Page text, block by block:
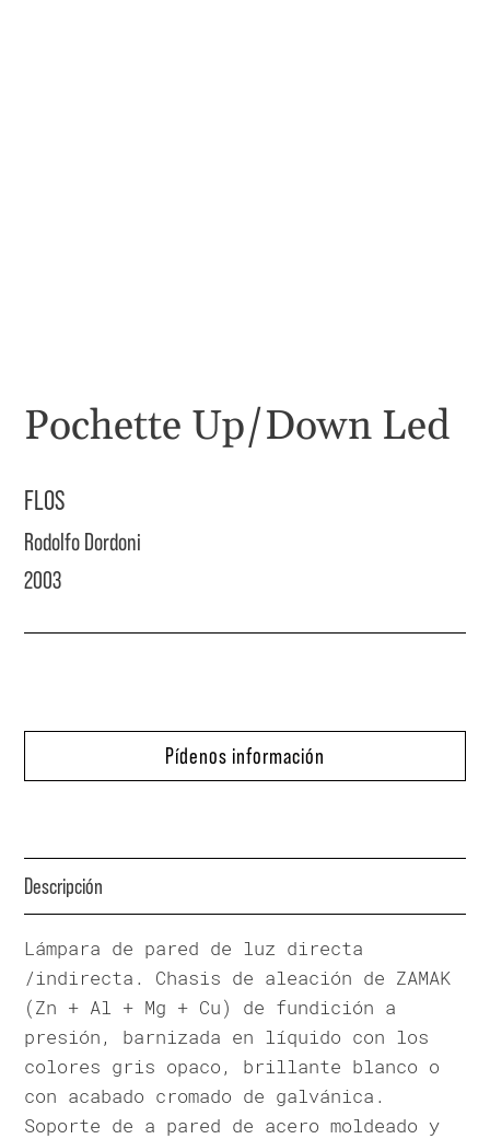
Pochette Up/Down Led
FLOS
Rodolfo Dordoni
2003
Pídenos información
Descripción
Lámpara de pared de luz directa
/indirecta. Chasis de aleación de ZAMAK
(Zn + Al + Mg + Cu) de fundición a
presión, barnizada en líquido con los
colores gris opaco, brillante blanco o
con acabado cromado de galvánica.
Soporte de a pared de acero moldeado y